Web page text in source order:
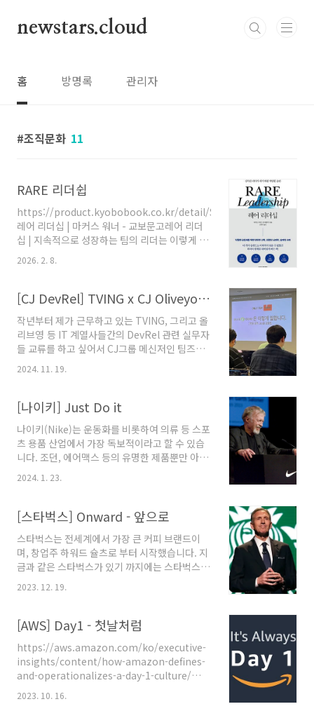
newstars.cloud
홈 방명록 관리자
조직문화 11
RARE 리더쉽
https://product.kyobobook.co.kr/detail/S000001949178
레어 리더십 | 마커스 워너 - 교보문고레어 리더
십 | 지속적으로 성장하는 팀의 리더는 이렇게 다
르다 탄탄한 신학, 최첨단 뇌과학, 실제적 사례지
도자의 문제가 날로 늘어가는 시대에 살고 있다.
product.kyobobook.co.kr 레어(RARE) 리
더십은 뛰어난 전략이나 카리스마보다 감정적 성
숙도에 초점을 둔다.이 책에서 말하는 리더십의
핵심은 “상황이 흔들릴수록 더 차분해지는 능
력”이다.리더가 먼저 안정되면, 팀도 안정된
다.RARE는 네 가지 요소의 약자다.Remain
2026. 2. 8.
[CJ DevRel] TVING x CJ Oliveyoung x CJ Onstyle
작년부터 제가 근무하고 있는 TVING, 그리고 올
리브영 등 IT 계열사들간의 DevRel 관련 실무자
들 교류를 하고 싶어서 CJ그룹 메신저인 팀즈
DevRel 방을 만들어 다양한 이야기들을 하고 있
었는데요.그 첫번째 "공식" 교류가 바로 어제 있
오셨습니다.🙌🏼최근에 입사하신 DevRel 분도
의 DevRel 업무를 하시는 분을 비롯한 애드보케
이트🥑 분들도 참석해주셨습니다.다년간 현업 애
자일 코치, 컨설턴트로 근무하신 경험을 바탕으
로,올리브영에 적용한 업무 방식, 그리고 그 업무
터 적용된 팀/스쿼드 방식에 대한 운영..
2024. 11. 19.
[나이키] Just Do it
나이키(Nike)는 운동화를 비롯하여 의류 등 스포
츠 용품 산업에서 가장 독보적이라고 할 수 있습
니다. 조던, 에어맥스 등의 유명한 제품뿐만 아니
라 창업자 필 나이트(Phil Knight)의 독특한 성
향과 기업 문화도 큰 주목을 받고 있습니다. 이번
과 나이키의 독특한 조직문화에 대해 알아보겠습
니다. 나이키의 시작은 창업자 필 나이트의 놀라
운 창업 정신으로부터 비롯되었습니다. 나이트는
1964년에 빌링턴(Bill Bowerman) 코치와 함
께 블루 리본 스포츠(BRS)를 창업하였습니다.
그 후, 회사는 나이키로 명을 바꾸게 되었는데, 이
https://www.joongang.c..
2024. 1. 23.
[스타벅스] Onward - 앞으로
스타벅스는 전세계에서 가장 큰 커피 브랜드이
며, 창업주 하워드 슐츠로 부터 시작했습니다. 지
금과 같은 스타벅스가 있기 까지에는 스타벅스의
피를 마시는 곳이 아니라 커피의 문화를 즐기는
많은 커피 브랜드들과 다르게 스타벅스 커피는
문화의 아이콘으로 자리매김 했습니다. 스타벅스
만의 수평적 조직문화
https://www.casenews.co.kr/news/articleView.html?
idxno=4289 “직원이 1순위 고객은 2순위” 스
타벅스만의 특별한 조직문화 - 사례뉴스 스타벅
2023. 12. 19.
[AWS] Day1 - 첫날처럼
https://aws.amazon.com/ko/executive-
insights/content/how-amazon-defines-
and-operationalizes-a-day-1-culture/
는 '모든 일의 중심에 고객'을 두는 문화이자 운영
2023. 10. 16.